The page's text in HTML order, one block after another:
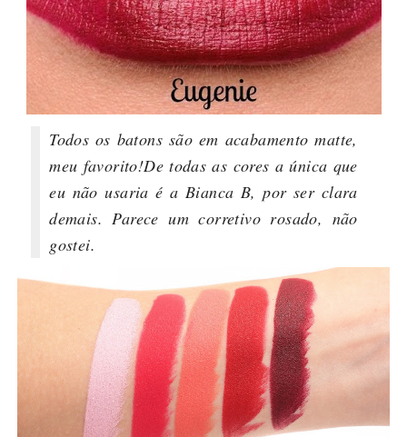
Todos os batons são em acabamento matte,
meu favorito!De todas as cores a única que
eu não usaria é a Bianca B, por ser clara
demais. Parece um corretivo rosado, não
gostei.